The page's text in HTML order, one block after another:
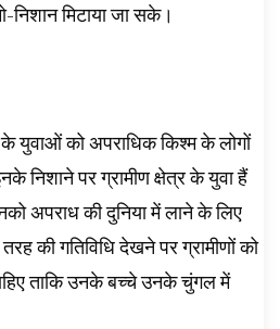
निशान मिटाया जा सके।
के युवाओं को अपराधिक किश्म के लोगों
निशाने पर ग्रामीण क्षेत्र के युवा हैं
अपराध की दुनिया में लाने के लिए
की गतिविधि देखने पर ग्रामीणों को
ताकि उनके बच्चे उनके चुंगल में